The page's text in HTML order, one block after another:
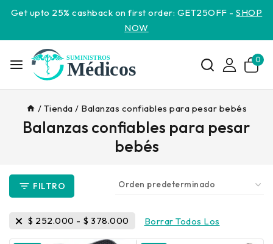
Get upto 25% cashback on first order: GET25OFF -SHOP
NOW
0
/ Tienda / Balanzas confiables para pesar bebés
Balanzas confiables para pesar
bebés
FILTRO
$ 252.000 - $ 378.000 Borrar Todos Los